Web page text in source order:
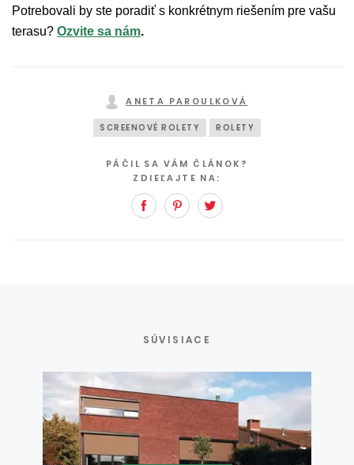
Potrebovali by ste poradiť s konkrétnym riešením pre vašu
terasu? Ozvite sa nám.
ANETA PAROULKOVÁ
SCREENOVÉ ROLETY ROLETY
PÁČIL SA VÁM ČLÁNOK?
ZDIEĽAJTE NA:
FacebookPinterest
SÚVISIACE